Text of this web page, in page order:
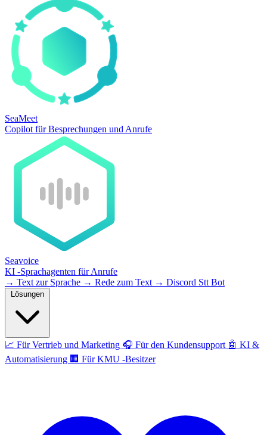
SeaMeet
Copilot für Besprechungen und Anrufe
Seavoice
KI -Sprachagenten für Anrufe
→ Text zur Sprache → Rede zum Text → Discord Stt Bot
📈 Für Vertrieb und Marketing 🎧 Für den Kundensupport 🤖 KI &
Automatisierung 🏢 Für KMU -Besitzer